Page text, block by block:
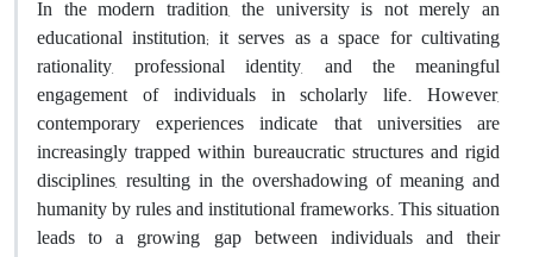
In the modern tradition, the university is not merely an
educational institution; it serves as a space for cultivating
rationality, professional identity, and the meaningful
engagement of individuals in scholarly life. However,
contemporary experiences indicate that universities are
increasingly trapped within bureaucratic structures and rigid
disciplines, resulting in the overshadowing of meaning and
humanity by rules and institutional frameworks. This situation
leads to a growing gap between individuals and their